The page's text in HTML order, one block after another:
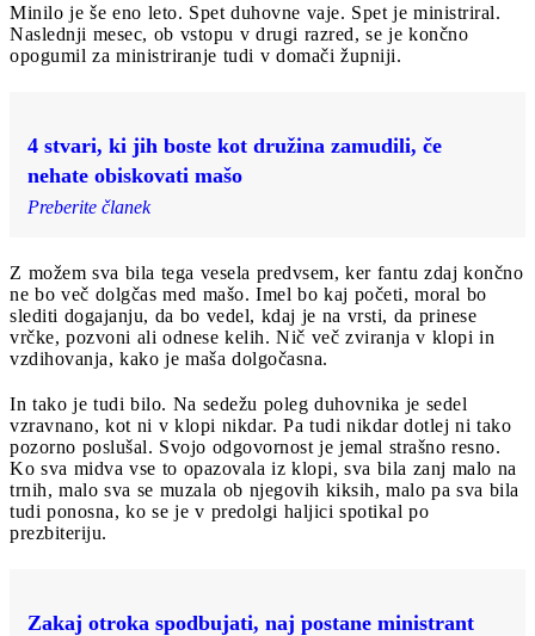
Minilo je še eno leto. Spet duhovne vaje. Spet je ministriral.
Naslednji mesec, ob vstopu v drugi razred, se je končno
opogumil za ministriranje tudi v domači župniji.
4 stvari, ki jih boste kot družina zamudili, če
nehate obiskovati mašo
Preberite članek
Z možem sva bila tega vesela predvsem, ker fantu zdaj končno
ne bo več dolgčas med mašo. Imel bo kaj početi, moral bo
slediti dogajanju, da bo vedel, kdaj je na vrsti, da prinese
vrčke, pozvoni ali odnese kelih. Nič več zviranja v klopi in
vzdihovanja, kako je maša dolgočasna.
In tako je tudi bilo. Na sedežu poleg duhovnika je sedel
vzravnano, kot ni v klopi nikdar. Pa tudi nikdar dotlej ni tako
pozorno poslušal. Svojo odgovornost je jemal strašno resno.
Ko sva midva vse to opazovala iz klopi, sva bila zanj malo na
trnih, malo sva se muzala ob njegovih kiksih, malo pa sva bila
tudi ponosna, ko se je v predolgi haljici spotikal po
prezbiteriju.
Zakaj otroka spodbujati, naj postane ministrant